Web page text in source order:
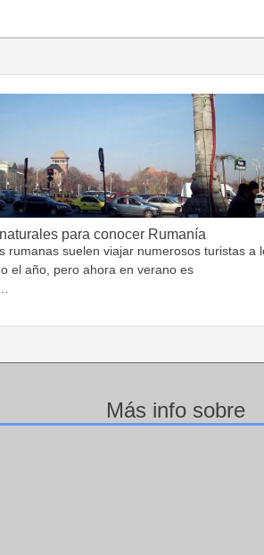
para conocer Rumanía
rumanas suelen viajar numerosos turistas a
el año, pero ahora en verano es
Más info sobre